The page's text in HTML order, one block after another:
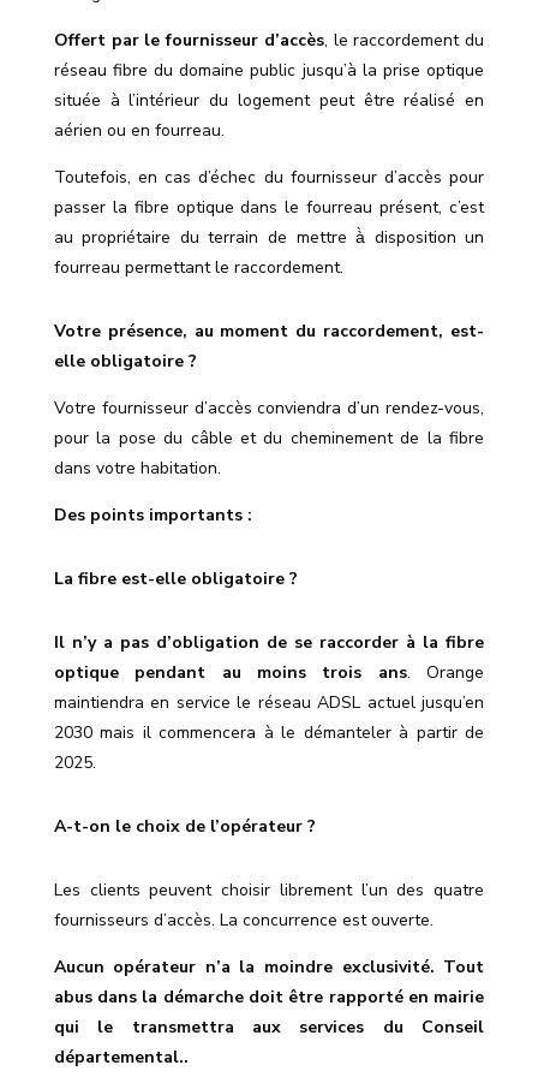
Offert par le fournisseur d’accès, le raccordement du
réseau fibre du domaine public jusqu’à la prise optique
située à l’intérieur du logement peut être réalisé en
aérien ou en fourreau.
Toutefois, en cas d’échec du fournisseur d’accès pour
passer la fibre optique dans le fourreau présent, c’est
au propriétaire du terrain de mettre à̀ disposition un
fourreau permettant le raccordement.
Votre présence, au moment du raccordement, est-
elle obligatoire ?
Votre fournisseur d’accès conviendra d’un rendez-vous,
pour la pose du câble et du cheminement de la fibre
dans votre habitation.
Des points importants :
La fibre est-elle obligatoire ?
Il n’y a pas d’obligation de se raccorder à la fibre
optique pendant au moins trois ans. Orange
maintiendra en service le réseau ADSL actuel jusqu’en
2030 mais il commencera à le démanteler à partir de
2025.
A-t-on le choix de l’opérateur ?
Les clients peuvent choisir librement l’un des quatre
fournisseurs d’accès. La concurrence est ouverte.
Aucun opérateur n’a la moindre exclusivité. Tout
abus dans la démarche doit être rapporté en mairie
qui le transmettra aux services du Conseil
départemental..